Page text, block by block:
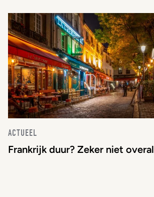
ACTUEEL
Frankrijk duur? Zeker niet overal